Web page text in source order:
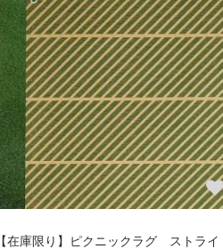
【在庫限り】ピクニックラグ ストライ